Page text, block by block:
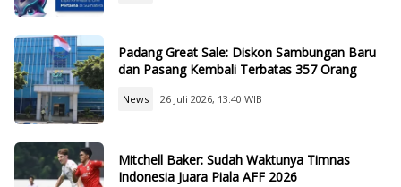
Padang Great Sale: Diskon Sambungan Baru
dan Pasang Kembali Terbatas 357 Orang
News 26 Juli 2026, 13:40 WIB
Mitchell Baker: Sudah Waktunya Timnas
Indonesia Juara Piala AFF 2026